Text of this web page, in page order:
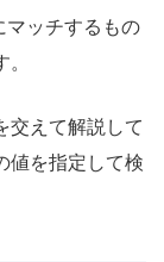
マッチするもの
交えて解説して
値を指定して検